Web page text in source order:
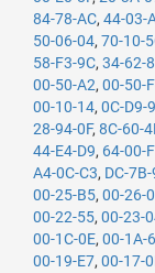
84-78-AC, 44-03-
50-06-04, 70-10-
58-F3-9C, 34-62-
00-50-A2, 00-50-
00-10-14, 0C-D9-
28-94-0F, 8C-60-
44-E4-D9, 64-00-
A4-0C-C3, DC-
00-25-B5, 00-26-
00-22-55, 00-23-
00-1C-0E, 00-1A-
00-19-E7, 00-17-